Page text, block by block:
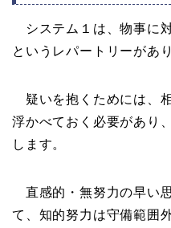
システム１は、物事に
というレパートリーがあ
疑いを抱くためには、
浮かべておく必要があり
します。
直感的・無努力の早い
て、知的努力は守備範囲